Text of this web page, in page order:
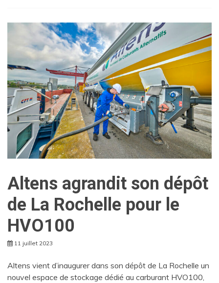
Altens agrandit son dépôt
de La Rochelle pour le
HVO100
11 juillet 2023
Altens vient d’inaugurer dans son dépôt de La Rochelle un
nouvel espace de stockage dédié au carburant HVO100,